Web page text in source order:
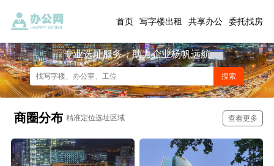
首页 写字楼出租 共享办公 委托找房
专业选址服务，助力企业杨帆远航
商圈分布 精准定位选址区域 查看更多